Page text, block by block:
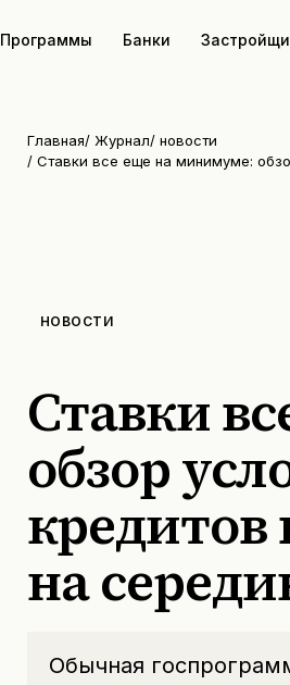
Программы Банки
Главная/ Журнал/ новости
/ Ставки все еще на минимуме:
НОВОСТИ
Ставки
обзор
кредитов
на
Обычная